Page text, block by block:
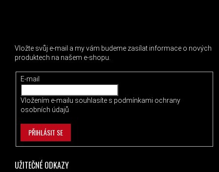
UŽITEČNÉ ODKAZY
Vložte svůj e-mail a my vám budeme zasílat informace o nových
produktech na našem e-shopu.
E-mail
Vložením e-mailu souhlasíte s podmínkami ochrany
osobních údajů
PŘIHLÁSIT SE